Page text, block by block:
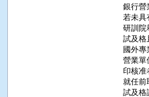
銀行營
若未具
研訓院
試及格
國外
營業單
印核准
就任前
試及格